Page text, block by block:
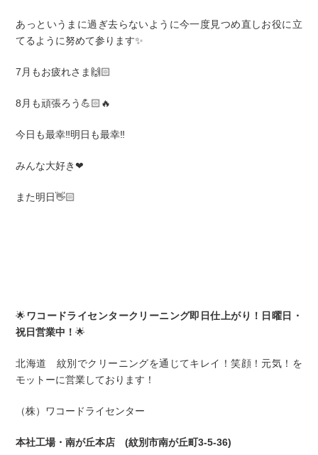
あっというまに過ぎ去らないように今一度見つめ直しお役に立
てるように努めて参ります✨
7月もお疲れさま🙌🏻
8月も頑張ろう💪🏻🔥
今日も最幸‼️明日も最幸‼️
みんな大好き❤
また明日👋🏻
🌟 ワコードライセンタークリーニング即日仕上がり！日曜日・
祝日営業中！🌟
北海道 紋別でクリーニングを通じてキレイ！笑顔！元気！を
モットーに営業しております！
（株）ワコードライセンター
本社工場・南が丘本店 (紋別市南が丘町3-5-36)